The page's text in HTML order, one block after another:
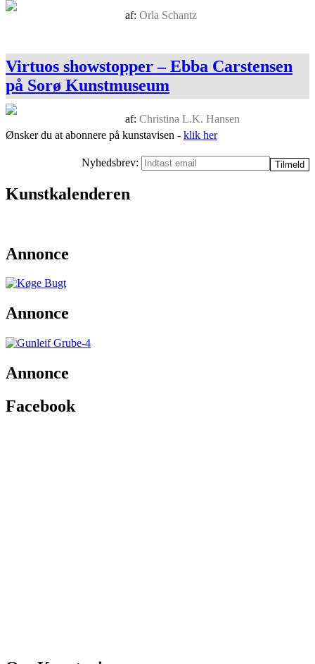
af: Orla Schantz
Virtuos showstopper – Ebba Carstensen
på Sorø Kunstmuseum
af: Christina L.K. Hansen
Ønsker du at abonnere på kunstavisen - klik her
Nyhedsbrev:
Kunstkalenderen
Annonce
Annonce
Annonce
Facebook